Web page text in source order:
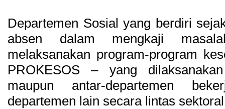
Departemen Sosial yang berdiri
absen dalam mengkaji
melaksanakan program-program
PROKESOS – yang
maupun antar-departemen
departemen lain secara lintas